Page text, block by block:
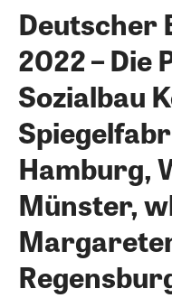
Deutscher
2022 –
Sozialbau
Hamburg,
Münster,